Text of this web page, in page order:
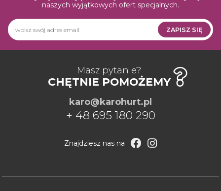
naszych wyjątkowych ofert specjalnych.
ZAPISZ SIĘ
Masz pytanie?
CHĘTNIE POMOŻEMY
karo@karohurt.pl
+ 48 695 180 290
Znajdziesz nas na